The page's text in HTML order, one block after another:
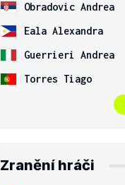
Obradovic Andrea
Eala Alexandra
Guerrieri Andrea
Torres Tiago
Zranění hráči